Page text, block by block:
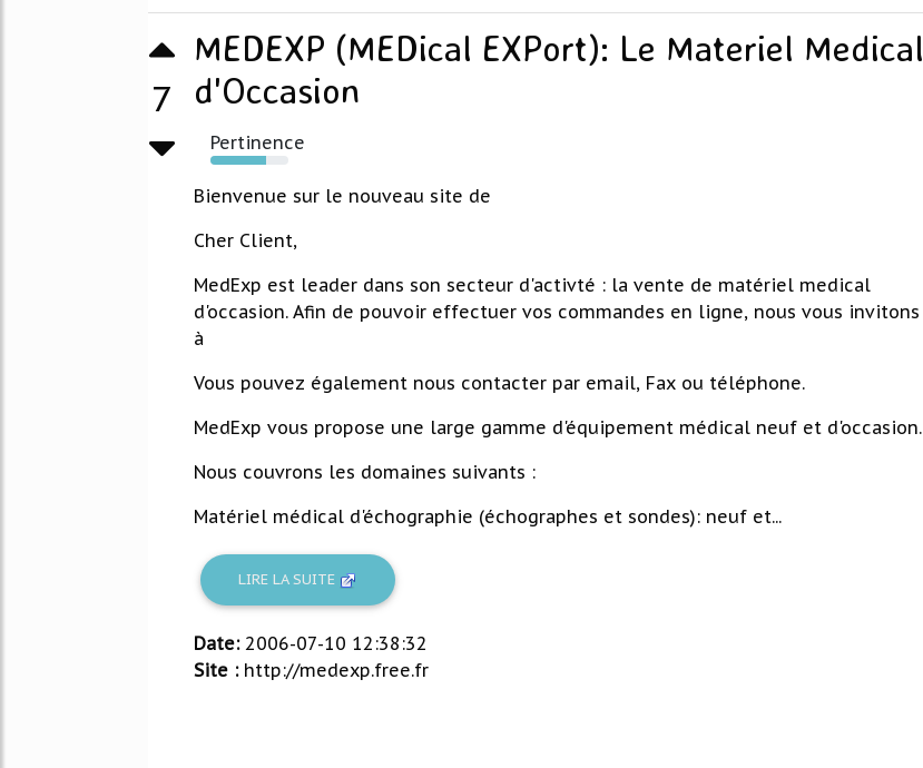
7
MEDEXP (MEDical EXPort): Le Materiel Medical
d'Occasion
Pertinence
72%
Bienvenue sur le nouveau site de
Cher Client,
MedExp est leader dans son secteur d'activté : la vente de matériel medical
d'occasion. Afin de pouvoir effectuer vos commandes en ligne, nous vous invitons
à
Vous pouvez également nous contacter par email, Fax ou téléphone.
MedExp vous propose une large gamme d'équipement médical neuf et d'occasion.
Nous couvrons les domaines suivants :
Matériel médical d'échographie (échographes et sondes): neuf et...
LIRE LA SUITE
Date: 2006-07-10 12:38:32
Site : http://medexp.free.fr